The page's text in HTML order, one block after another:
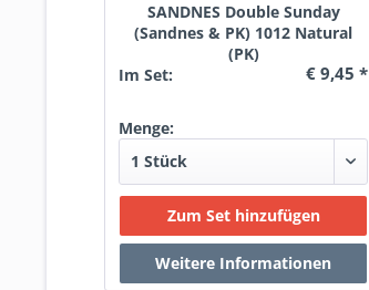
SANDNES Double Sunday
(Sandnes & PK) 1012 Natural
(PK)
Im Set:
€ 9,45 *
Menge: